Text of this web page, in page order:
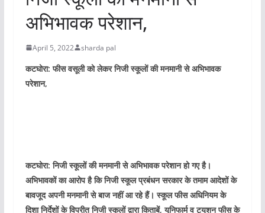
अभिभावक परेशान,
April 5, 2022 sharda pal
कटघोरा: फीस वसूली को लेकर निजी स्कूलों की मनमानी से अभिभावक
परेशान,
कटघोरा: निजी स्कूलों की मनमानी से अभिभावक परेशान हो गए है।
अभिभावकों का आरोप है कि निजी स्कूल प्रबंधन सरकार के तमाम आदेशों के
बावजूद अपनी मनमानी से बाज नहीं आ रहे हैं। स्कूल फीस अधिनियम के
दिशा निर्देशों के विपरीत निजी स्कूलों द्वारा किताबें, यूनिफार्म व ट्यूशन फीस के